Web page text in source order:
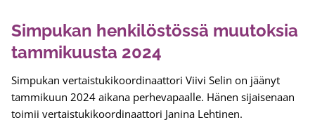
Simpukan henkilöstössä muutoksia
tammikuusta 2024
Simpukan vertaistukikoordinaattori Viivi Selin on jäänyt
tammikuun 2024 aikana perhevapaalle. Hänen sijaisenaan
toimii vertaistukikoordinaattori Janina Lehtinen.